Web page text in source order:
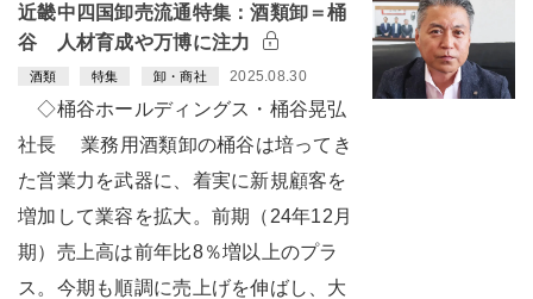
近畿中四国卸売流通特集：酒類卸＝桶
谷 人材育成や万博に注力
酒類 特集 卸・商社 2025.08.30
◇桶谷ホールディングス・桶谷晃弘
社長 業務用酒類卸の桶谷は培ってき
た営業力を武器に、着実に新規顧客を
増加して業容を拡大。前期（24年12月
期）売上高は前年比8％増以上のプラ
ス。今期も順調に売上げを伸ばし、大